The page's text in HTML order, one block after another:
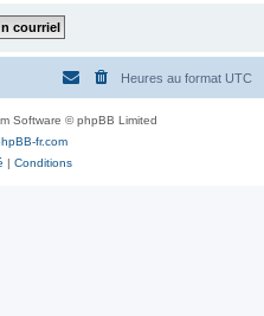
Heures au format UTC
Software © phpBB Limited
fr.com
| Conditions